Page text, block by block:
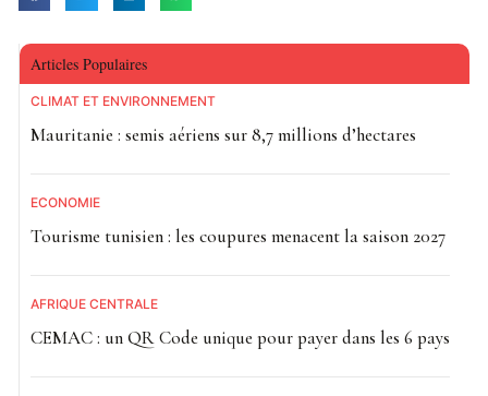
Articles Populaires
CLIMAT ET ENVIRONNEMENT
Mauritanie : semis aériens sur 8,7 millions d’hectares
ECONOMIE
Tourisme tunisien : les coupures menacent la saison 2027
AFRIQUE CENTRALE
CEMAC : un QR Code unique pour payer dans les 6 pays